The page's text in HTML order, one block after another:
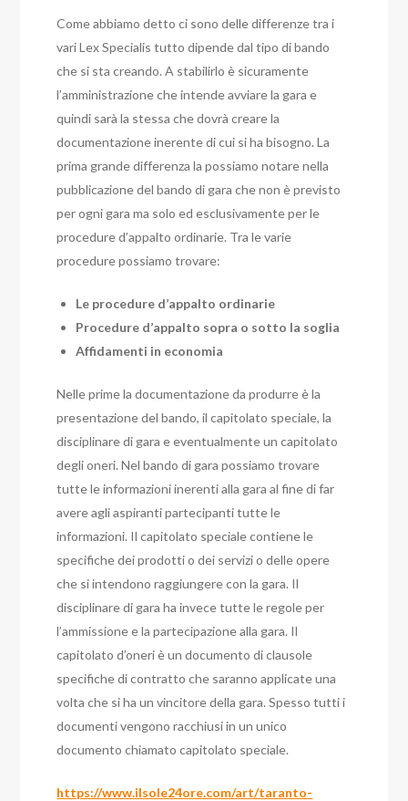
Come abbiamo detto ci sono delle differenze tra i
vari Lex Specialis tutto dipende dal tipo di bando
che si sta creando. A stabilirlo è sicuramente
l’amministrazione che intende avviare la gara e
quindi sarà la stessa che dovrà creare la
documentazione inerente di cui si ha bisogno. La
prima grande differenza la possiamo notare nella
pubblicazione del bando di gara che non è previsto
per ogni gara ma solo ed esclusivamente per le
procedure d’appalto ordinarie. Tra le varie
procedure possiamo trovare:
Le procedure d’appalto ordinarie
Procedure d’appalto sopra o sotto la soglia
Affidamenti in economia
Nelle prime la documentazione da produrre è la
presentazione del bando, il capitolato speciale, la
disciplinare di gara e eventualmente un capitolato
degli oneri. Nel bando di gara possiamo trovare
tutte le informazioni inerenti alla gara al fine di far
avere agli aspiranti partecipanti tutte le
informazioni. Il capitolato speciale contiene le
specifiche dei prodotti o dei servizi o delle opere
che si intendono raggiungere con la gara. Il
disciplinare di gara ha invece tutte le regole per
l’ammissione e la partecipazione alla gara. Il
capitolato d’oneri è un documento di clausole
specifiche di contratto che saranno applicate una
volta che si ha un vincitore della gara.Spesso tutti i
documenti vengono racchiusi in un unico
documento chiamato capitolato speciale.
https://www.ilsole24ore.com/art/taranto-